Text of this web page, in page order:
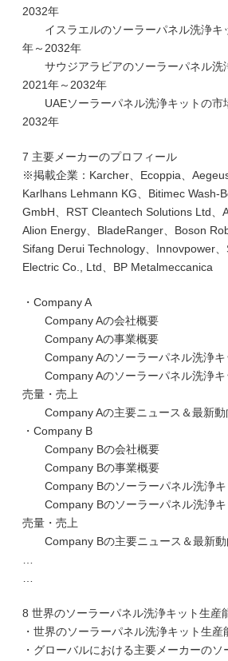
2032年
イスラエルのソーラーパネル洗浄キ
年～2032年
サウジアラビアのソーラーパネル洗
2021年～2032年
UAEソーラーパネル洗浄キットの市
2032年
7 主要メーカーのプロフィール
※掲載企業：Karcher、Ecoppia、
Karlhans Lehmann KG、Bitimec Wash-
GmbH、RST Cleantech Solutions Ltd、
Alion Energy、BladeRanger、Boson
Sifang Derui Technology、Innovpower
Electric Co., Ltd、BP Metalmeccanica
・Company A
Company Aの会社概要
Company Aの事業概要
Company Aのソーラーパネル洗浄キ
Company Aのソーラーパネル洗浄キ
売量・売上
Company Aの主要ニュース＆最新動
・Company B
Company Bの会社概要
Company Bの事業概要
Company Bのソーラーパネル洗浄キ
Company Bのソーラーパネル洗浄キ
売量・売上
Company Bの主要ニュース＆最新動
8 世界のソーラーパネル洗浄キット生産
・世界のソーラーパネル洗浄キット生産
・グローバルにおける主要メーカーの